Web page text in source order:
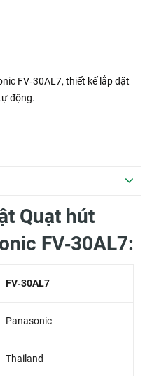
FV‑30AL7, thiết kế lắp đặt
động.
Quạt hút
FV‑30AL7:
FV‑30AL7
Panasonic
Thailand